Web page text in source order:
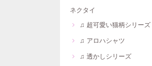
ネクタイ
♫ 超可愛い猫柄シリーズ
♫ アロハシャツ
♫ 透かしシリーズ